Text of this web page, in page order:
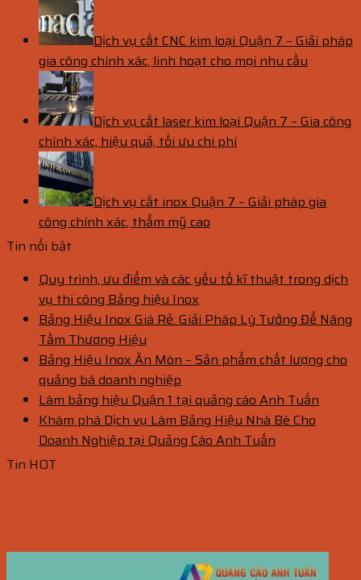
Dịch vụ cắt CNC kim loại Quận 7 – Giải pháp
gia công chính xác, linh hoạt cho mọi nhu cầu
Dịch vụ cắt laser kim loại Quận 7 – Gia công
chính xác, hiệu quả, tối ưu chi phí
Dịch vụ cắt inox Quận 7 – Giải pháp gia
công chính xác, thẩm mỹ cao
Tin nổi bật
Quy trình, ưu điểm và các yếu tố kĩ thuật trong dịch
vụ thi công Bảng hiệu Inox
Bảng Hiệu Inox Giá Rẻ: Giải Pháp Lý Tưởng Để Nâng
Tầm Thương Hiệu
Bảng Hiệu Inox Ăn Mòn – Sản phẩm chất lượng cho
quảng bá doanh nghiệp
Làm bảng hiệu Quận 1 tại quảng cáo Anh Tuấn
Khám phá Dịch vụ Làm Bảng Hiệu Nhà Bè Cho
Doanh Nghiệp tại Quảng Cáo Anh Tuấn
Tin HOT